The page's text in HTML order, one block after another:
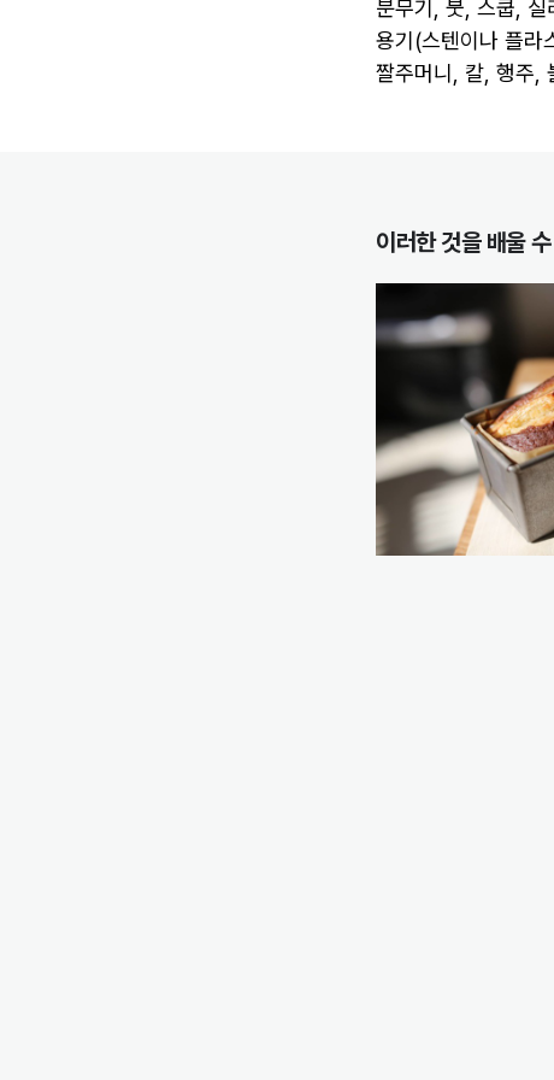
분무기, 붓, 스쿱, 실
용기(스텐이나 플
짤주머니, 칼, 행주,
이러한 것을 배울